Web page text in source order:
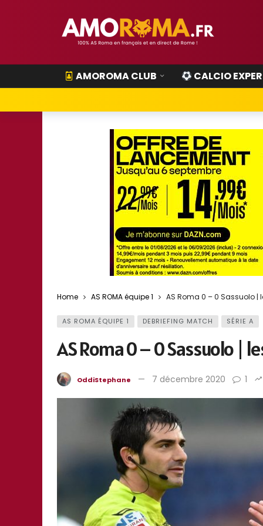
AMOROMA CLUB CALCIO
Home AS ROMA équipe 1 AS Roma 0 – 0 Sassuolo |
AS ROMA ÉQUIPE 1 DEBRIEFING MATCH SÉRIE A
AS Roma 0 – 0 Sassuolo |
OddiStephane 7 décembre 2020 1